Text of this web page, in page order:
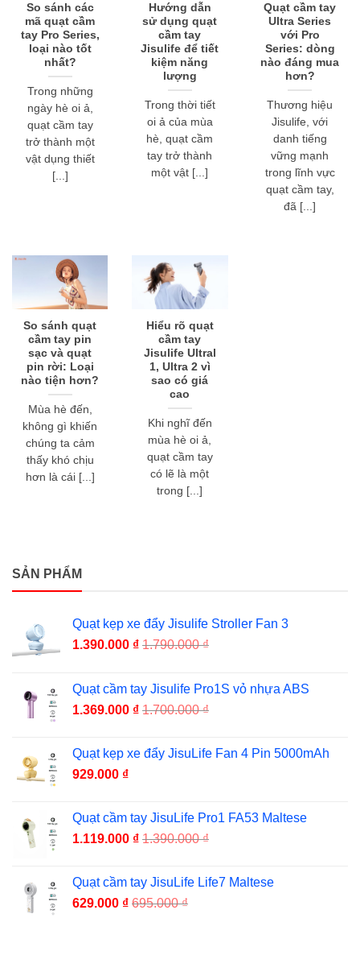
So sánh các
mã quạt cầm
tay Pro Series,
loại nào tốt
nhất?
Trong những
ngày hè oi ả,
quạt cầm tay
trở thành một
vật dụng thiết
[...]
Hướng dẫn
sử dụng quạt
cầm tay
Jisulife để tiết
kiệm năng
lượng
Trong thời tiết
oi ả của mùa
hè, quạt cầm
tay trở thành
một vật [...]
Quạt cầm tay
Ultra Series
với Pro
Series: dòng
nào đáng mua
hơn?
Thương hiệu
Jisulife, với
danh tiếng
vững mạnh
trong lĩnh vực
quạt cầm tay,
đã [...]
So sánh quạt
cầm tay pin
sạc và quạt
pin rời: Loại
nào tiện hơn?
Mùa hè đến,
không gì khiến
chúng ta cảm
thấy khó chịu
hơn là cái [...]
Hiểu rõ quạt
cầm tay
Jisulife Ultral
1, Ultra 2 vì
sao có giá
cao
Khi nghĩ đến
mùa hè oi ả,
quạt cầm tay
có lẽ là một
trong [...]
SẢN PHẨM
Quạt kẹp xe đẩy Jisulife Stroller Fan 3
1.390.000 ₫ 1.790.000₫
Quạt cầm tay Jisulife Pro1S vỏ nhựa ABS
1.369.000 ₫ 1.700.000₫
Quạt kẹp xe đẩy JisuLife Fan 4 Pin 5000mAh
929.000 ₫
Quạt cầm tay JisuLife Pro1 FA53 Maltese
1.119.000 ₫ 1.390.000₫
Quạt cầm tay JisuLife Life7 Maltese
629.000 ₫ 695.000₫